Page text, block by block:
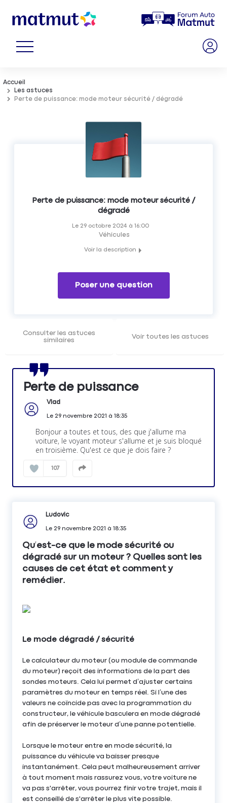
Accueil
Les astuces
Perte de puissance: mode moteur sécurité / dégradé
Perte de puissance: mode moteur sécurité /
dégradé
Le 29 octobre 2024à 16:00
Véhicules
Voir la description
Poser une question
Consulter les astuces
similaires
Voir toutes les astuces
Perte de puissance
Vlad
Le 29 novembre 2021 à 18:35
Bonjour a toutes et tous, des que j'allume ma
voiture, le voyant moteur s'allume et je suis bloqué
en troisième. Qu'est ce que je dois faire ?
107
Ludovic
Le 29 novembre 2021 à 18:35
Qu’est-ce que le mode sécurité ou
dégradé sur un moteur ? Quelles sont les
causes de cet état et comment y
remédier.
Le mode dégradé / sécurité
Le calculateur du moteur (ou module de commande
du moteur) reçoit des informations de la part des
sondes moteurs. Cela lui permet d’ajuster certains
paramètres du moteur en temps réel. Si l’une des
valeurs ne coïncide pas avec la programmation du
constructeur, le véhicule basculera en mode dégradé
afin de préserver le moteur d’une panne potentielle.
Lorsque le moteur entre en mode sécurité, la
puissance du véhicule va baisser presque
instantanément. Cela peut malheureusement arriver
à tout moment mais rassurez vous, votre voiture ne
va pas s'arrêter, vous pourrez finir votre trajet, mais il
est conseillé de s'arrêter le plus vite possible.